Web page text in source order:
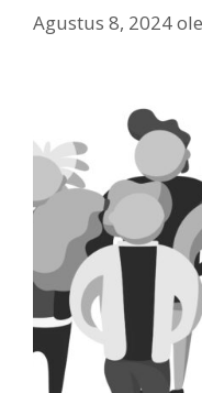
Agustus 8, 2024